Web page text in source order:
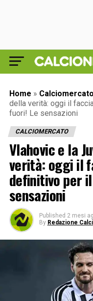
Home » Calciomercato
della verità: oggi il
fuori! Le sensazioni
CALCIOMERCATO
Vlahovic e la
verità: oggi il
definitivo per
sensazioni
Published 2 mesi
By Redazione